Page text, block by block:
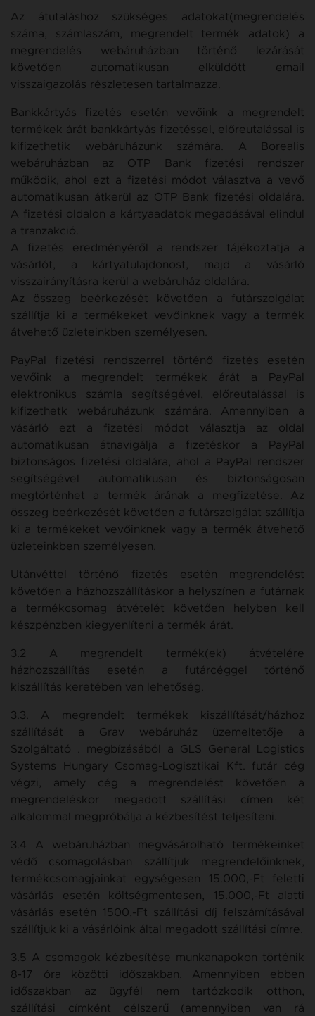
Az átutaláshoz szükséges adatokat(megrendelés
száma, számlaszám, megrendelt termék adatok) a
megrendelés webáruházban történő lezárását
követően automatikusan elküldött email
visszaigazolás részletesen tartalmazza.
Bankkártyás fizetés esetén vevőink a megrendelt
termékek árát bankkártyás fizetéssel, előreutalással is
kifizethetik webáruházunk számára. A Borealis
webáruházban az OTP Bank fizetési rendszer
működik, ahol ezt a fizetési módot választva a vevő
automatikusan átkerül az OTP Bank fizetési oldalára.
A fizetési oldalon a kártyaadatok megadásával elindul
a tranzakció.
A fizetés eredményéről a rendszer tájékoztatja a
vásárlót, a kártyatulajdonost, majd a vásárló
visszairányításra kerül a webáruház oldalára.
Az összeg beérkezését követően a futárszolgálat
szállítja ki a termékeket vevőinknek vagy a termék
átvehető üzleteinkben személyesen.
PayPal fizetési rendszerrel történő fizetés esetén
vevőink a megrendelt termékek árát a PayPal
elektronikus számla segítségével, előreutalással is
kifizethetk webáruházunk számára. Amennyiben a
vásárló ezt a fizetési módot választja az oldal
automatikusan átnavigálja a fizetéskor a PayPal
biztonságos fizetési oldalára, ahol a PayPal rendszer
segítségével automatikusan és biztonságosan
megtörténhet a termék árának a megfizetése. Az
összeg beérkezését követően a futárszolgálat szállítja
ki a termékeket vevőinknek vagy a termék átvehető
üzleteinkben személyesen.
Utánvéttel történő fizetés esetén megrendelést
követően a házhozszállításkor a helyszínen a futárnak
a termékcsomag átvételét követően helyben kell
készpénzben kiegyenlíteni a termék árát.
3.2 A megrendelt termék(ek) átvételére
házhozszállítás esetén a futárcéggel történő
kiszállítás keretében van lehetőség.
3.3. A megrendelt termékek kiszállítását/házhoz
szállítását a Grav webáruház üzemeltetője a
Szolgáltató . megbízásából a GLS General Logistics
Systems Hungary Csomag-Logisztikai Kft. futár cég
végzi, amely cég a megrendelést követően a
megrendeléskor megadott szállítási címen két
alkalommal megpróbálja a kézbesítést teljesíteni.
3.4 A webáruházban megvásárolható termékeinket
védő csomagolásban szállítjuk megrendelőinknek,
termékcsomagjainkat egységesen 15.000,-Ft feletti
vásárlás esetén költségmentesen, 15.000,-Ft alatti
vásárlás esetén 1500,-Ft szállítási díj felszámításával
szállítjuk ki a vásárlóink által megadott szállítási címre.
3.5 A csomagok kézbesítése munkanapokon történik
8-17 óra közötti időszakban. Amennyiben ebben
időszakban az ügyfél nem tartózkodik otthon,
szállítási címként célszerű (amennyiben van rá